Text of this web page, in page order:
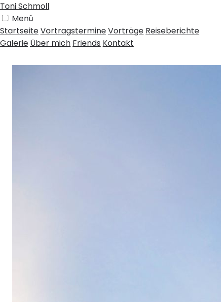
Toni Schmoll
Menü
StartseiteVortragstermineVorträge Reiseberichte
Galerie Über mich Friends Kontakt